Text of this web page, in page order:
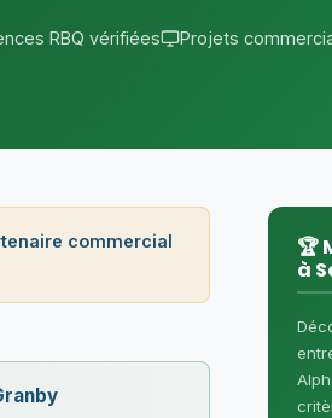
RBQ vérifiées Projets
commercial
🏆
à